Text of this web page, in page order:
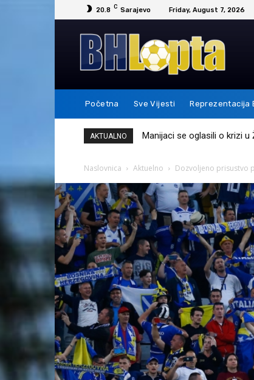
20.8 C Sarajevo Friday, August 7, 2026
Početna Sve Vijesti Reprezentacija
AKTUALNO Messi je ovim potezom
Naslovnica Aktuelno Dozvoljeno prisustvo